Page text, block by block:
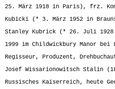
25. März 1918 in Paris), frz.
Kubicki (* 3. März 1952 in
Stanley Kubrick (* 26. Juli
1999 im Childwickbury Manor bei
Regisseur, Produzent,
Josef Wissarionowitsch Stalin
Russisches Kaiserreich, heute